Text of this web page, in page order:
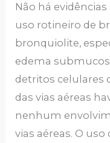
Não há
uso rotineiro de
bronquiolite,
edema
detritos celulares
das vias aéreas
nenhum
vias aéreas. O